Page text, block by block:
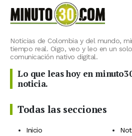
Noticias de Colombia y del mundo,
tiempo real. Oigo, veo y leo en un
comunicación nativo digital.
Lo que leas hoy en
noticia.
Todas las secciones
Inicio